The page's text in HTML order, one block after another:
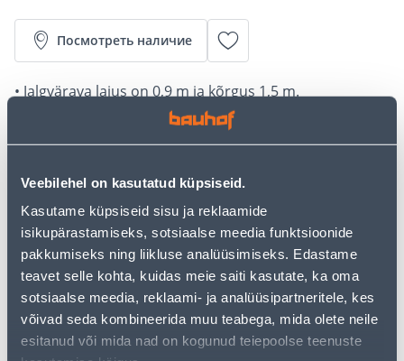
Veebilehel on kasutatud küpsiseid.
Kasutame küpsiseid sisu ja reklaamide
isikupärastamiseks, sotsiaalse meedia funktsioonide
pakkumiseks ning liikluse analüüsimiseks. Edastame
teavet selle kohta, kuidas meie saiti kasutate, ka oma
sotsiaalse meedia, reklaami- ja analüüsipartneritele, kes
võivad seda kombineerida muu teabega, mida olete neile
esitanud või mida nad on kogunud teiepoolse teenuste
Посмотреть наличие
• Jalgvärava laius on 0,9 m ja kõrgus 1,5 m.
Калькулятор рассрочки
Депозит
Ежемесячный платеж 15.33 €